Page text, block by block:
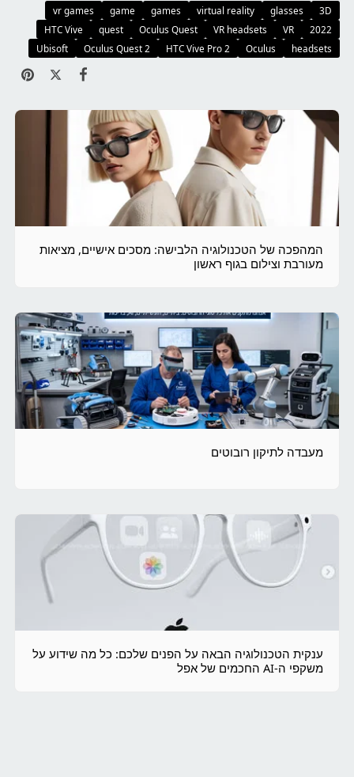
3D
glasses
virtual reality
games
game
vr games
2022
VR
VR headsets
Oculus Quest
quest
HTC Vive
headsets
Oculus
HTC Vive Pro 2
Oculus Quest 2
Ubisoft
המהפכה של הטכנולוגיה הלבישה: מסכים אישיים, מציאות
מעורבת וצילום בגוף ראשון
מעבדה לתיקון רובוטים
ענקית הטכנולוגיה הבאה על הפנים שלכם: כל מה שידוע על
משקפי ה-AI החכמים של אפל